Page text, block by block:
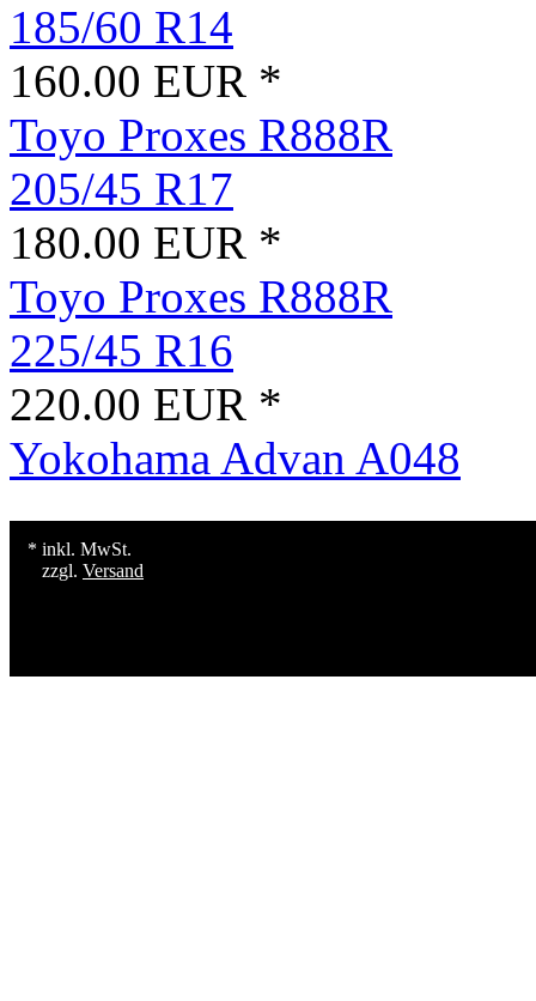
185/60 R14
160.00 EUR *
Toyo Proxes R888R
205/45 R17
180.00 EUR *
Toyo Proxes R888R
225/45 R16
220.00 EUR *
Yokohama Advan A048
* inkl. MwSt.
zzgl. Versand